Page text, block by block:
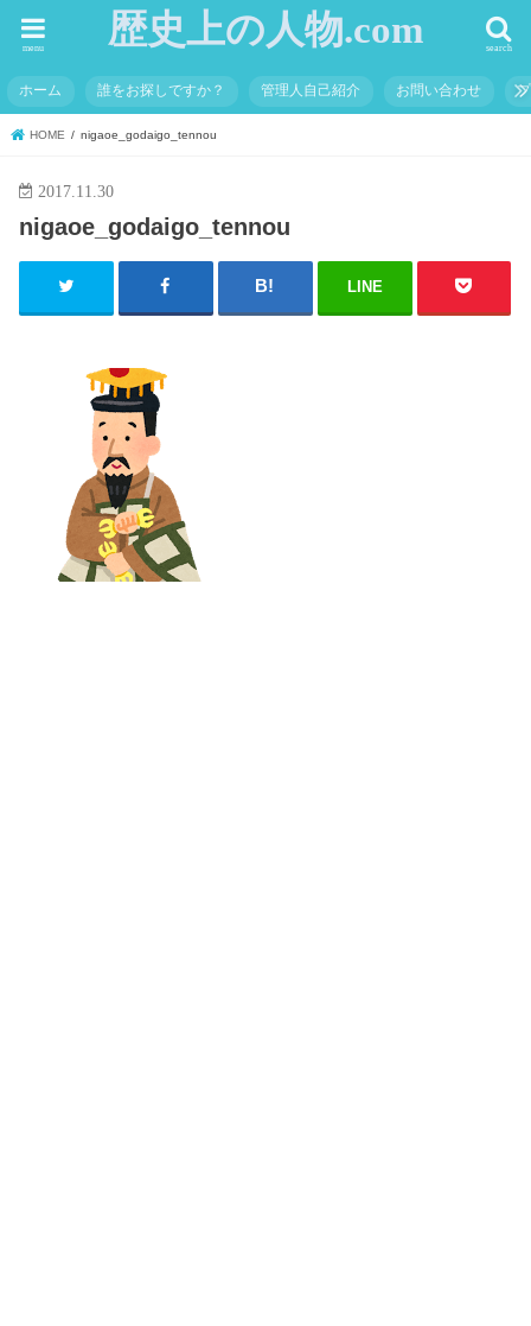
歴史上の人物.com search
menu
ホーム 誰をお探しですか？ 管理人自己紹介 お問い合わせ
HOME nigaoe_godaigo_tennou
2017.11.30
nigaoe_godaigo_tennou
LINE